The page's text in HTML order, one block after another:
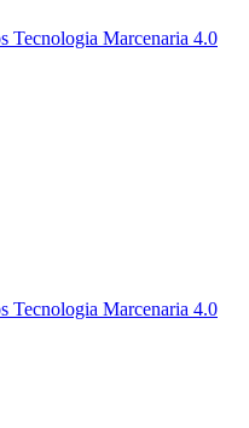
Tecnologia Marcenaria 4.0
Tecnologia Marcenaria 4.0